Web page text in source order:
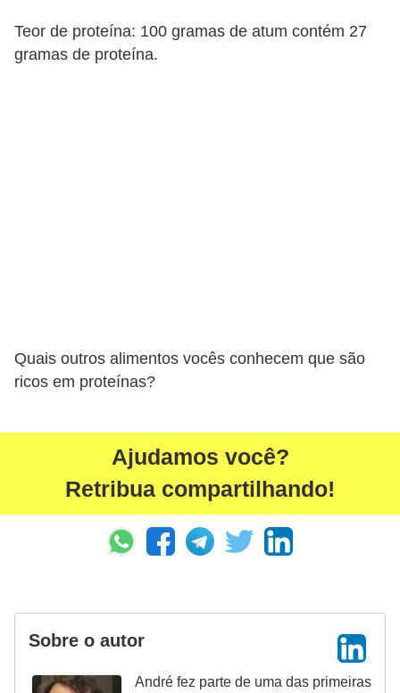
Teor de proteína: 100 gramas de atum contém 27
gramas de proteína.
Quais outros alimentos vocês conhecem que são
ricos em proteínas?
Ajudamos você?
Retribua compartilhando!
Sobre o autor
André fez parte de uma das primeiras